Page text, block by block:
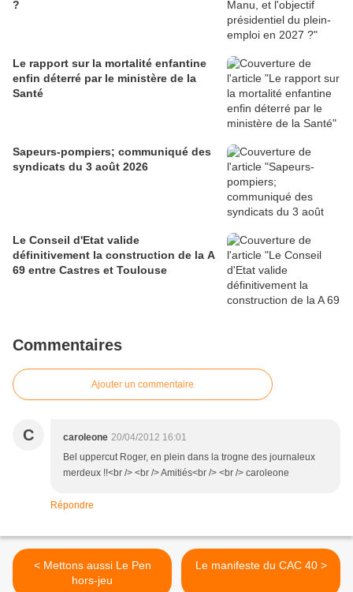
?
Le rapport sur la mortalité enfantine
enfin déterré par le ministère de la
Santé
Sapeurs-pompiers; communiqué des
syndicats du 3 août 2026
Le Conseil d'Etat valide
définitivement la construction de la A
69 entre Castres et Toulouse
Commentaires
Ajouter un commentaire
C caroleone 20/04/2012 16:01
Bel uppercut Roger, en plein dans la trogne des journaleux
merdeux !!<br /> <br /> Amitiés<br /> <br /> caroleone
Répondre
< Mettons aussi Le Pen
hors-jeu
Le manifeste du CAC 40 >